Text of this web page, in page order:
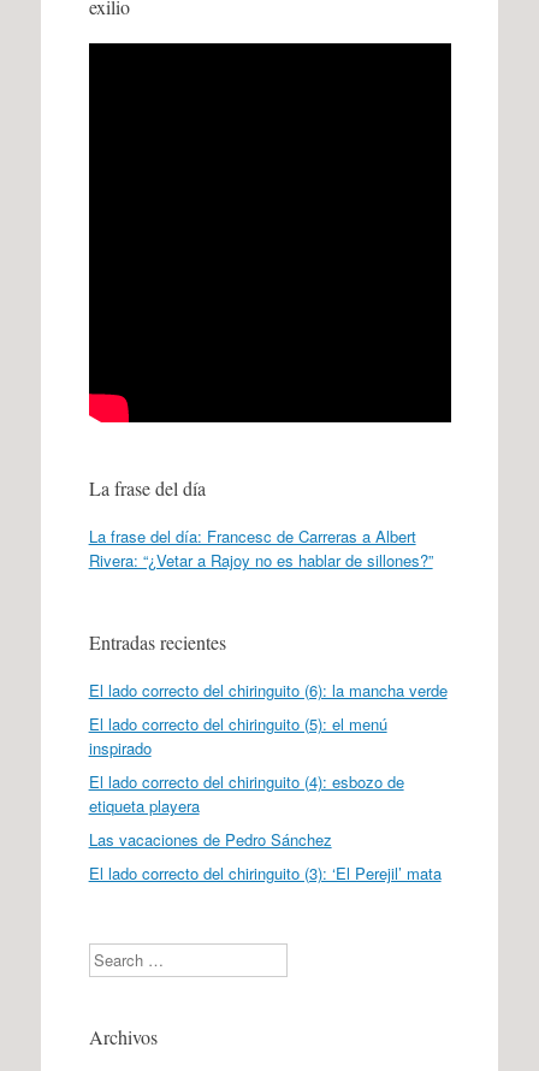
exilio
La frase del día
La frase del día: Francesc de Carreras a Albert
Rivera: “¿Vetar a Rajoy no es hablar de sillones?”
Entradas recientes
El lado correcto del chiringuito (6): la mancha verde
El lado correcto del chiringuito (5): el menú
inspirado
El lado correcto del chiringuito (4): esbozo de
etiqueta playera
Las vacaciones de Pedro Sánchez
El lado correcto del chiringuito (3): ‘El Perejil’ mata
Search
Archivos